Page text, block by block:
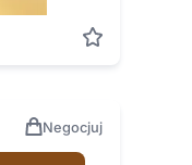
Negocjuj